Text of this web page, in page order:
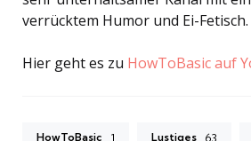
verrücktem Humor und Ei-Fetisch.
Hier geht es zu HowToBasic auf
HowToBasic 1 Lustiges 63